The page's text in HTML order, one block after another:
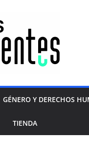
GÉNERO Y DERECHOS
TIENDA